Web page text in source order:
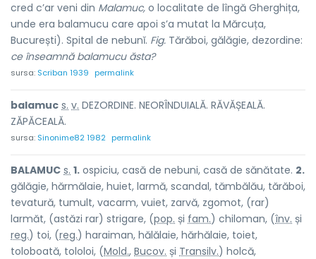
cred c’ar veni din Malamuc, o localitate de lîngă Gherghița,
unde era balamucu care apoi s’a mutat la Mărcuța,
București). Spital de nebunĭ. Fig. Tărăboi, gălăgie, dezordine:
ce înseamnă balamucu ăsta?
sursa: Scriban 1939 permalink
balamuc s. v. DEZORDINE. NEORÎNDUIALĂ. RĂVĂȘEALĂ.
ZĂPĂCEALĂ.
sursa: Sinonime82 1982 permalink
BALAMUC s. 1. ospiciu, casă de nebuni, casă de sănătate. 2.
gălăgie, hărmălaie, huiet, larmă, scandal, tămbălău, tărăboi,
tevatură, tumult, vacarm, vuiet, zarvă, zgomot, (rar)
larmăt, (astăzi rar) strigare, (pop. și fam.) chiloman, (înv. și
reg.) toi, (reg.) haraiman, hălălaie, hărhălaie, toiet,
toloboată, tololoi, (Mold., Bucov. și Transilv.) holcă,